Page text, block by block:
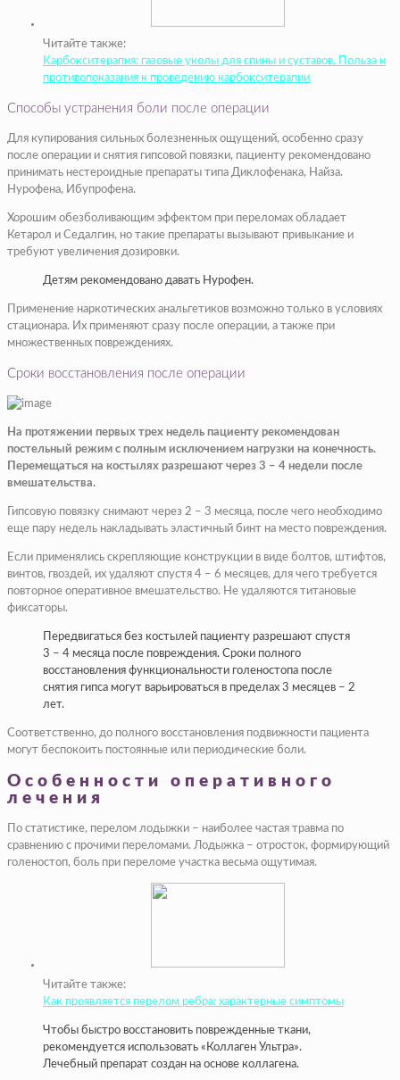
Читайте также:
Карбокситерапия: газовые уколы для спины и суставов. Польза и
противопоказания к проведению карбокситерапии
Способы устранения боли после операции
Для купирования сильных болезненных ощущений, особенно сразу
после операции и снятия гипсовой повязки, пациенту рекомендовано
принимать нестероидные препараты типа Диклофенака, Найза.
Нурофена, Ибупрофена.
Хорошим обезболивающим эффектом при переломах обладает
Кетарол и Седалгин, но такие препараты вызывают привыкание и
требуют увеличения дозировки.
Детям рекомендовано давать Нурофен.
Применение наркотических анальгетиков возможно только в условиях
стационара. Их применяют сразу после операции, а также при
множественных повреждениях.
Сроки восстановления после операции
На протяжении первых трех недель пациенту рекомендован
постельный режим с полным исключением нагрузки на конечность.
Перемещаться на костылях разрешают через 3 – 4 недели после
вмешательства.
Гипсовую повязку снимают через 2 – 3 месяца, после чего необходимо
еще пару недель накладывать эластичный бинт на место повреждения.
Если применялись скрепляющие конструкции в виде болтов, штифтов,
винтов, гвоздей, их удаляют спустя 4 – 6 месяцев, для чего требуется
повторное оперативное вмешательство. Не удаляются титановые
фиксаторы.
Передвигаться без костылей пациенту разрешают спустя
3 – 4 месяца после повреждения. Сроки полного
восстановления функциональности голеностопа после
снятия гипса могут варьироваться в пределах 3 месяцев – 2
лет.
Соответственно, до полного восстановления подвижности пациента
могут беспокоить постоянные или периодические боли.
Особенности оперативного
лечения
По статистике, перелом лодыжки – наиболее частая травма по
сравнению с прочими переломами. Лодыжка – отросток, формирующий
голеностоп, боль при переломе участка весьма ощутимая.
Читайте также:
Как проявляется перелом ребра: характерные симптомы
Чтобы быстро восстановить поврежденные ткани,
рекомендуется использовать «Коллаген Ультра».
Лечебный препарат создан на основе коллагена.